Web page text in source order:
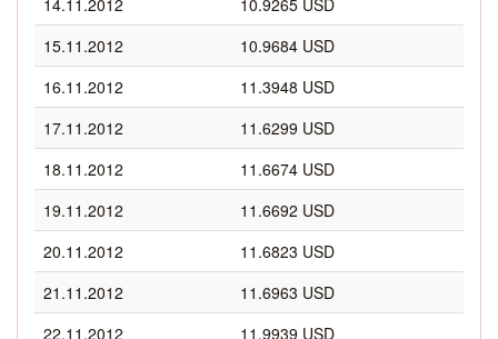
14.11.2012
10.9265 USD
15.11.2012
10.9684 USD
16.11.2012
11.3948 USD
17.11.2012
11.6299 USD
18.11.2012
11.6674 USD
19.11.2012
11.6692 USD
20.11.2012
11.6823 USD
21.11.2012
11.6963 USD
22.11.2012
11.9939 USD